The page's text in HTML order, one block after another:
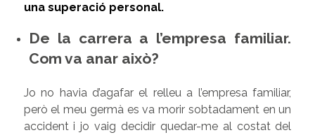
una superació personal.
De la carrera a l’empresa familiar.
Com va anar això?
Jo no havia d’agafar el relleu a l’empresa familiar,
però el meu germà es va morir sobtadament en un
accident i jo vaig decidir quedar-me al costat del